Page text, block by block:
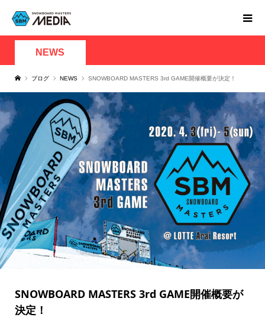
NEWS
ブログ NEWS SNOWBOARD MASTERS 3rd GAME開催概要が決定！
SNOWBOARD MASTERS 3rd GAME開催概要が
決定！